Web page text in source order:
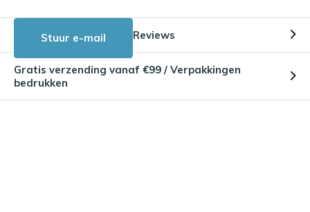
Stuur e-mail Reviews
Gratis verzending vanaf €99 / Verpakkingen
bedrukken